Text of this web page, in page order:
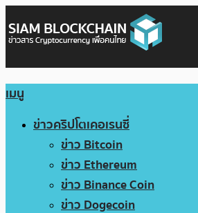
เมนู
ข่าวคริปโตเคอเรนซี่
ข่าว Bitcoin
ข่าว Ethereum
ข่าว Binance Coin
ข่าว Dogecoin